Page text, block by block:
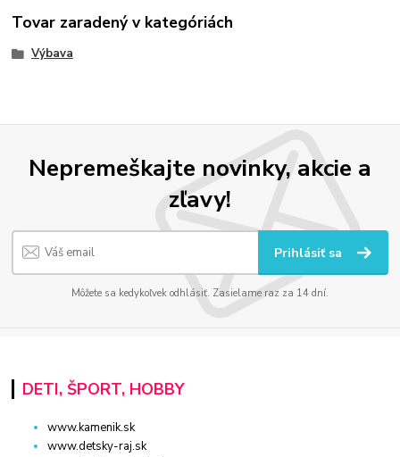
Tovar zaradený v kategóriách
Výbava
Nepremeškajte novinky, akcie a
zľavy!
Prihlásiť sa
Môžete sa kedykoľvek odhlásiť. Zasielame raz za 14 dní.
DETI, ŠPORT, HOBBY
www.kamenik.sk
www.detsky-raj.sk